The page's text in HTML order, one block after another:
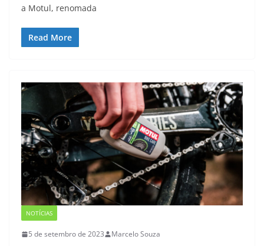
a Motul, renomada
Read More
NOTÍCIAS
5 de setembro de 2023 Marcelo Souza